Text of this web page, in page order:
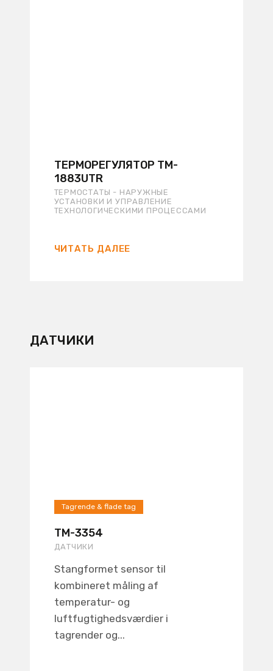
ТЕРМОРЕГУЛЯТОР TM-
1883UTR
ТЕРМОСТАТЫ - НАРУЖНЫЕ
УСТАНОВКИ И УПРАВЛЕНИЕ
ТЕХНОЛОГИЧЕСКИМИ ПРОЦЕССАМИ
ЧИТАТЬ ДАЛЕЕ
ДАТЧИКИ
Tagrende & flade tag
TM-3354
ДАТЧИКИ
Stangformet sensor til
kombineret måling af
temperatur- og
luftfugtighedsværdier i
tagrender og...